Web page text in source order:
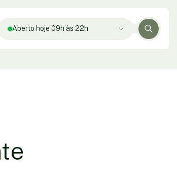
Aberto hoje 09h às 22h